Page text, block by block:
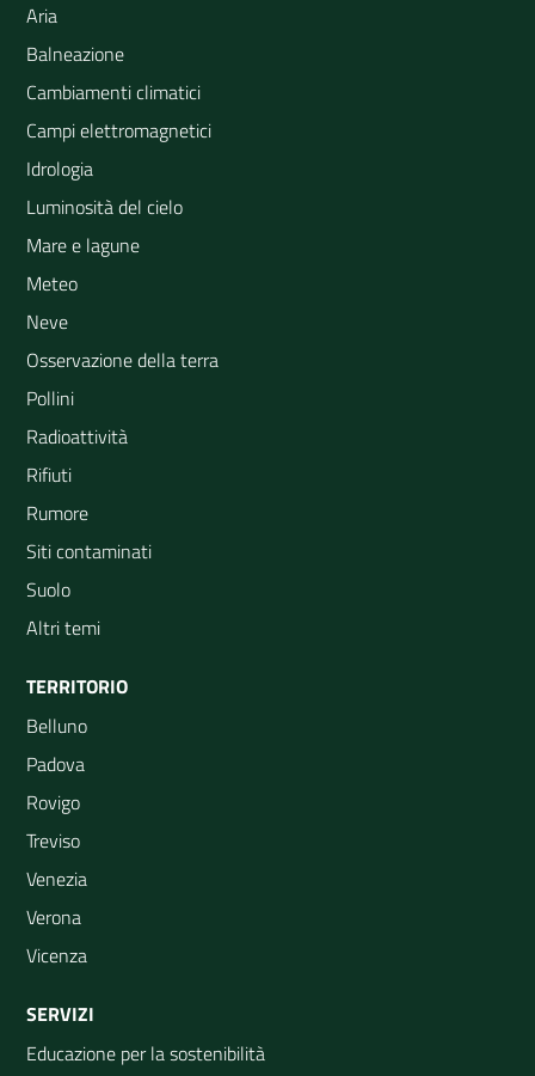
Aria
Balneazione
Cambiamenti climatici
Campi elettromagnetici
Idrologia
Luminosità del cielo
Mare e lagune
Meteo
Neve
Osservazione della terra
Pollini
Radioattività
Rifiuti
Rumore
Siti contaminati
Suolo
Altri temi
TERRITORIO
Belluno
Padova
Rovigo
Treviso
Venezia
Verona
Vicenza
SERVIZI
Educazione per la sostenibilità